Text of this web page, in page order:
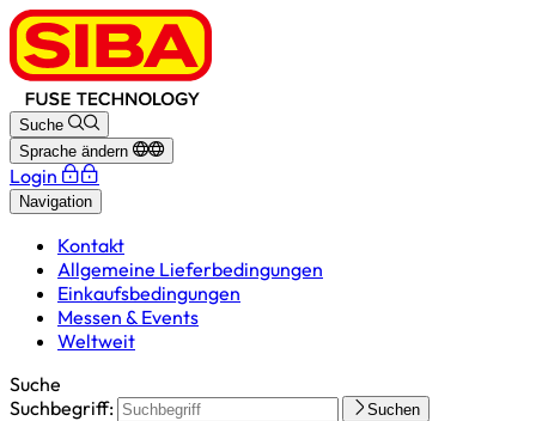
Suche
Sprache ändern
Login
Navigation
Kontakt
Allgemeine Lieferbedingungen
Einkaufsbedingungen
Messen & Events
Weltweit
Suche
Suchbegriff:
Suchen